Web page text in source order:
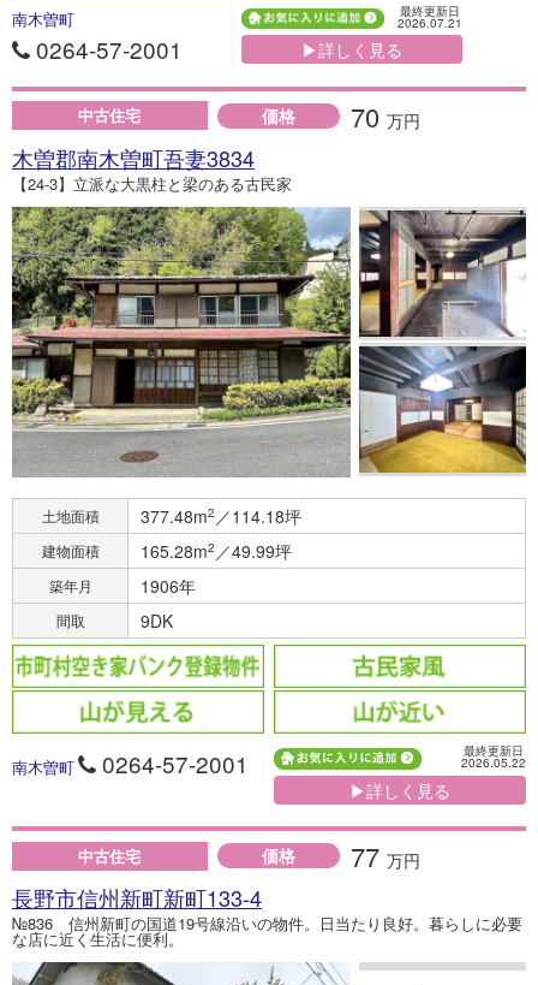
南木曽町
0264-57-2001
最終更新日
2026.07.21
▶詳しく見る
中古住宅 価格 70 万円
木曽郡南木曽町吾妻3834
【24-3】立派な大黒柱と梁のある古民家
土地面積 377.48m2 ／114.18坪
建物面積 165.28m2 ／49.99坪
築年月 1906年
間取 9DK
南木曽町 0264-57-2001 最終更新日
2026.05.22
▶詳しく見る
中古住宅 価格 77 万円
長野市信州新町新町133-4
№836 信州新町の国道19号線沿いの物件。日当たり良好。暮らしに必要
な店に近く生活に便利。